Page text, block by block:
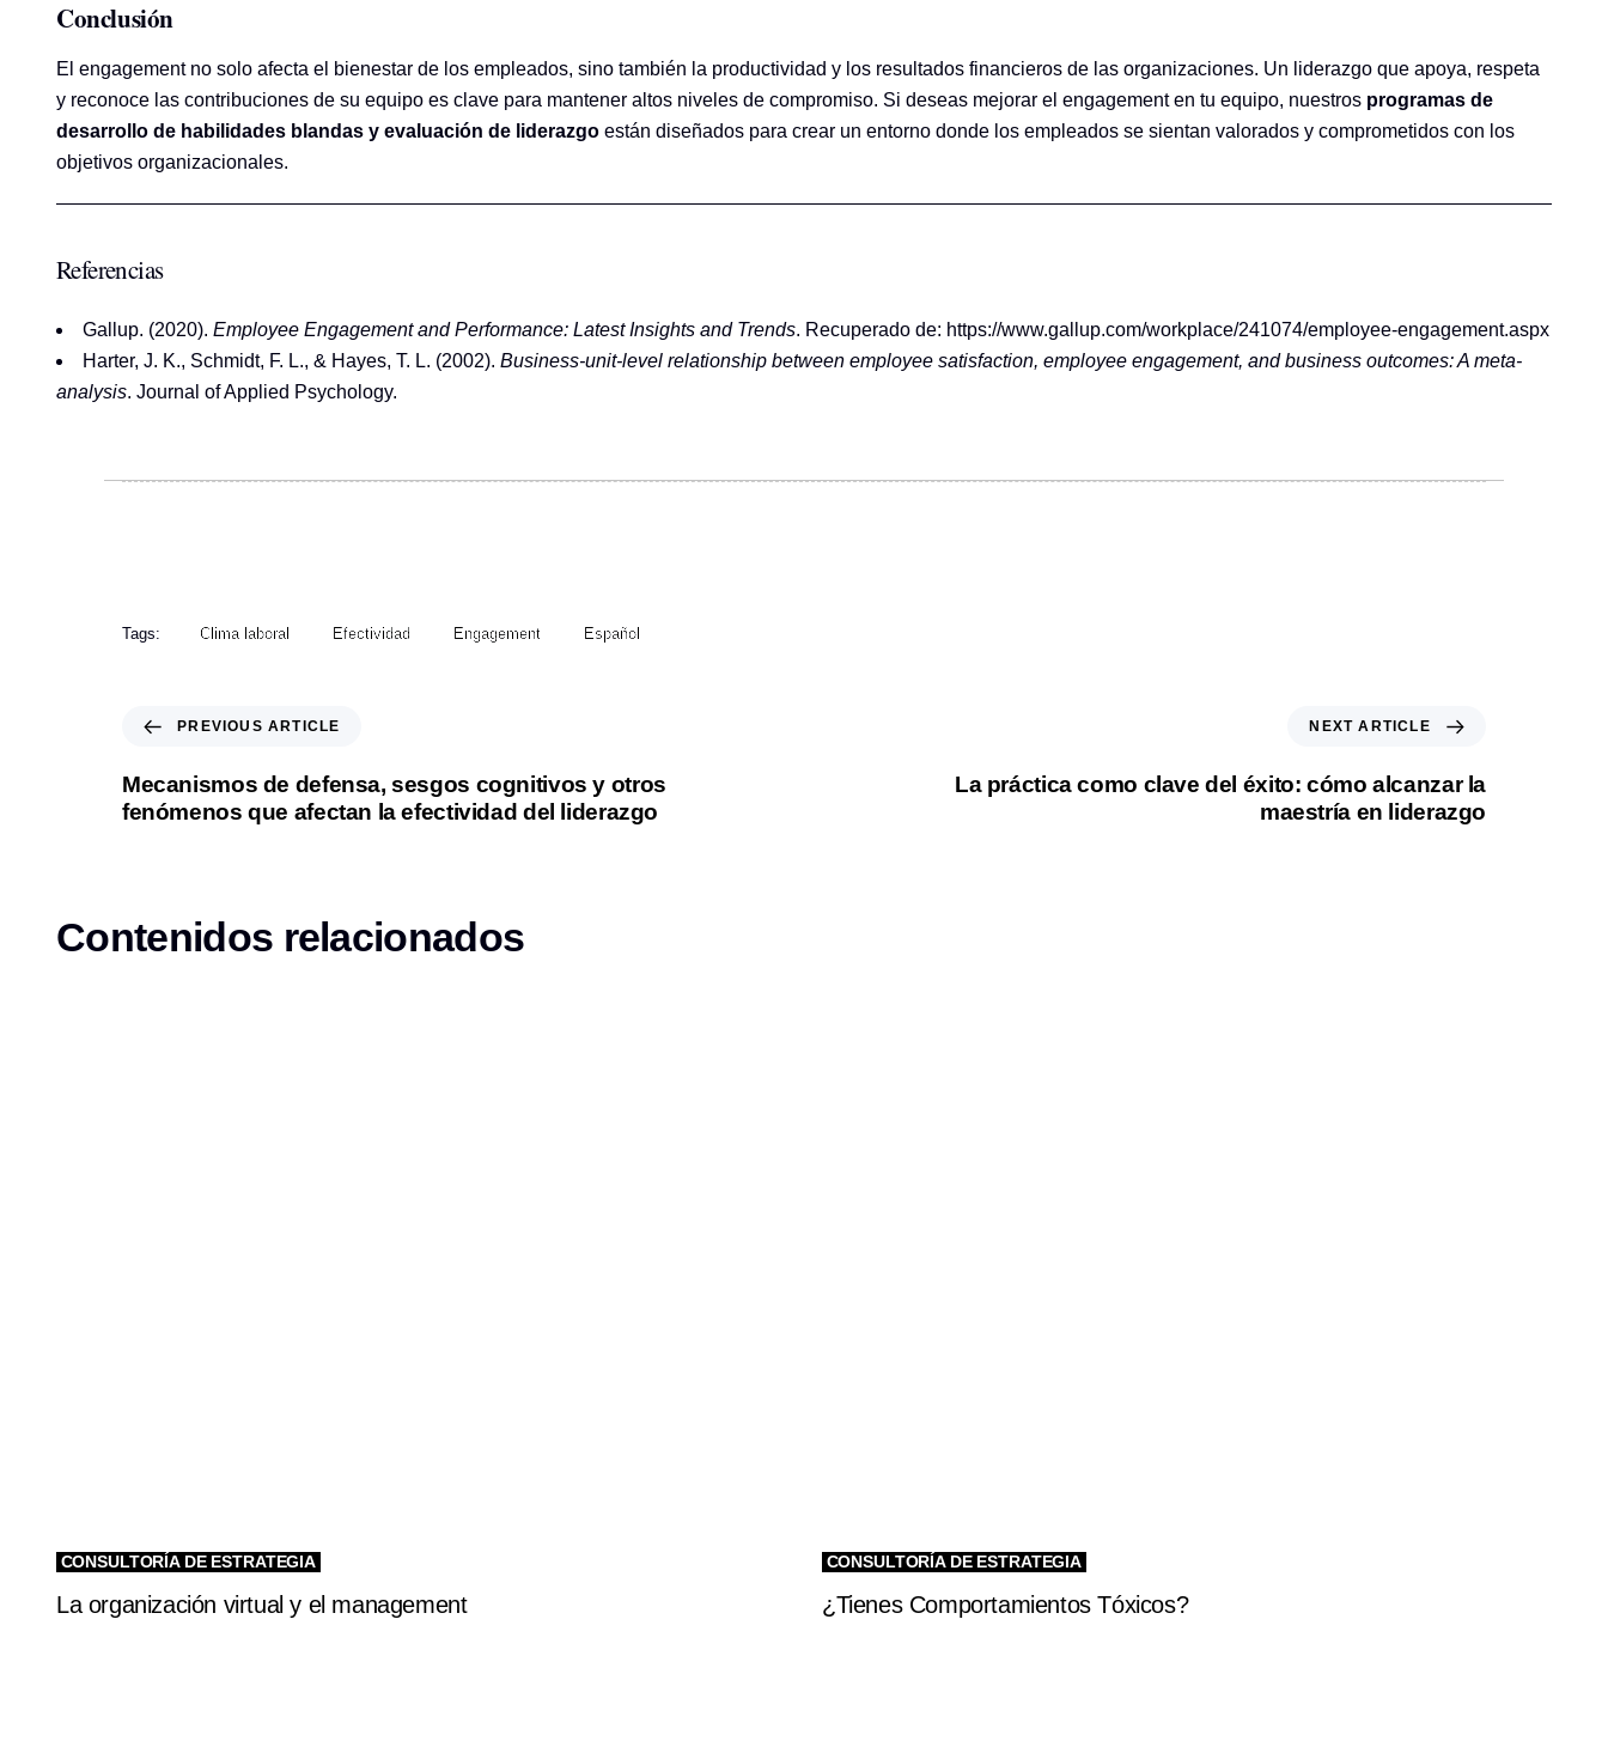
Conclusión
El engagement no solo afecta el bienestar de los empleados, sino también la productividad y los resultados financieros de las organizaciones. Un liderazgo que apoya, respeta
y reconoce las contribuciones de su equipo es clave para mantener altos niveles de compromiso. Si deseas mejorar el engagement en tu equipo, nuestros programas de
desarrollo de habilidades blandas y evaluación de liderazgo están diseñados para crear un entorno donde los empleados se sientan valorados y comprometidos con los
objetivos organizacionales.
Referencias
Gallup. (2020). Employee Engagement and Performance: Latest Insights and Trends. Recuperado de: https://www.gallup.com/workplace/241074/employee-engagement.aspx
Harter, J. K., Schmidt, F. L., & Hayes, T. L. (2002). Business-unit-level relationship between employee satisfaction, employee engagement, and business outcomes: A meta-
analysis. Journal of Applied Psychology.
Tags: Clima laboral Efectividad Engagement Español
e
v
A
PREVIOUS ARTICLE
Mecanismos de defensa, sesgos cognitivos y otros
fenómenos que afectan la efectividad del liderazgo
NEXT ARTICLE
La práctica como clave del éxito: cómo alcanzar la
maestría en liderazgo
Contenidos relacionados
CONSULTORÍA DE ESTRATEGIA
La organización virtual y el management
CONSULTORÍA DE ESTRATEGIA
¿Tienes Comportamientos Tóxicos?